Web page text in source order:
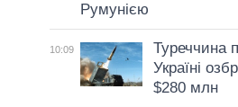
Румунією
10:09
Туреччина
Україні
$280 млн